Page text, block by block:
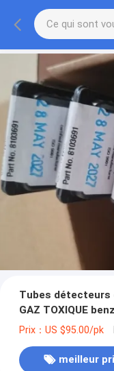
Tubes détecteurs
GAZ TOXIQUE
Prix：US $95.00/pk
meilleur